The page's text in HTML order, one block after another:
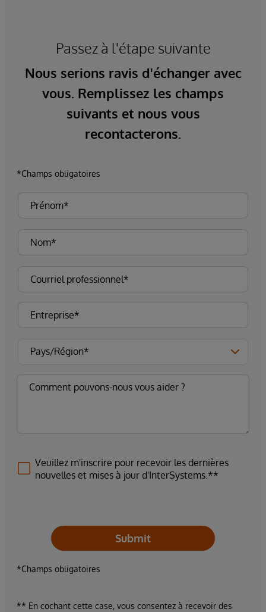
Passez à l'étape suivante
Nous serions ravis d'échanger avec
vous. Remplissez les champs
suivants et nous vous
recontacterons.
*Champs obligatoires
Veuillez m'inscrire pour recevoir les dernières
nouvelles et mises à jour d'InterSystems.**
Submit
*Champs obligatoires
** En cochant cette case, vous consentez à recevoir des